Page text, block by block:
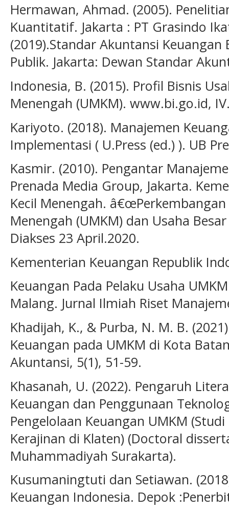
Hermawan, Ahmad. (2005).
Kuantitatif. Jakarta : PT Grasindo
(2019).Standar Akuntansi
Publik. Jakarta: Dewan Standar
Indonesia, B. (2015). Profil Bisnis
Menengah (UMKM). www.bi.go.id,
Kariyoto. (2018). Manajemen
Implementasi ( U.Press (ed.) ). UB
Kasmir. (2010). Pengantar
Prenada Media Group, Jakarta.
Kecil Menengah.
Menengah (UMKM) dan Usaha
Diakses 23 April.2020.
Kementerian Keuangan Republik
Keuangan Pada Pelaku Usaha
Malang. Jurnal Ilmiah Riset
Khadijah, K., & Purba, N. M. B.
Keuangan pada UMKM di Kota
Akuntansi, 5(1), 51-59.
Khasanah, U. (2022). Pengaruh
Keuangan dan Penggunaan
Pengelolaan Keuangan UMKM
Kerajinan di Klaten) (Doctoral
Muhammadiyah Surakarta).
Kusumaningtuti dan Setiawan.
Keuangan Indonesia. Depok